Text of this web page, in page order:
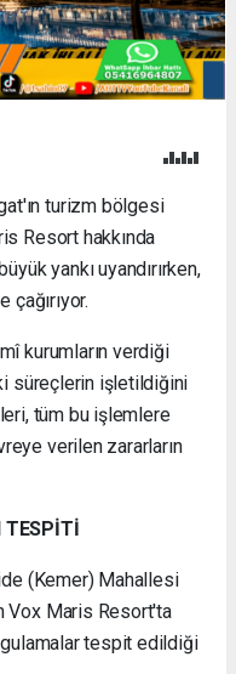
turizm bölgesi
Resort hakkında
yankı uyandırırken,
kurumların verdiği
süreçlerin işletildiğini
tüm bu işlemlere
verilen zararların
TESPİTİ
(Kemer) Mahallesi
Vox Maris Resort'ta
tespit edildiği